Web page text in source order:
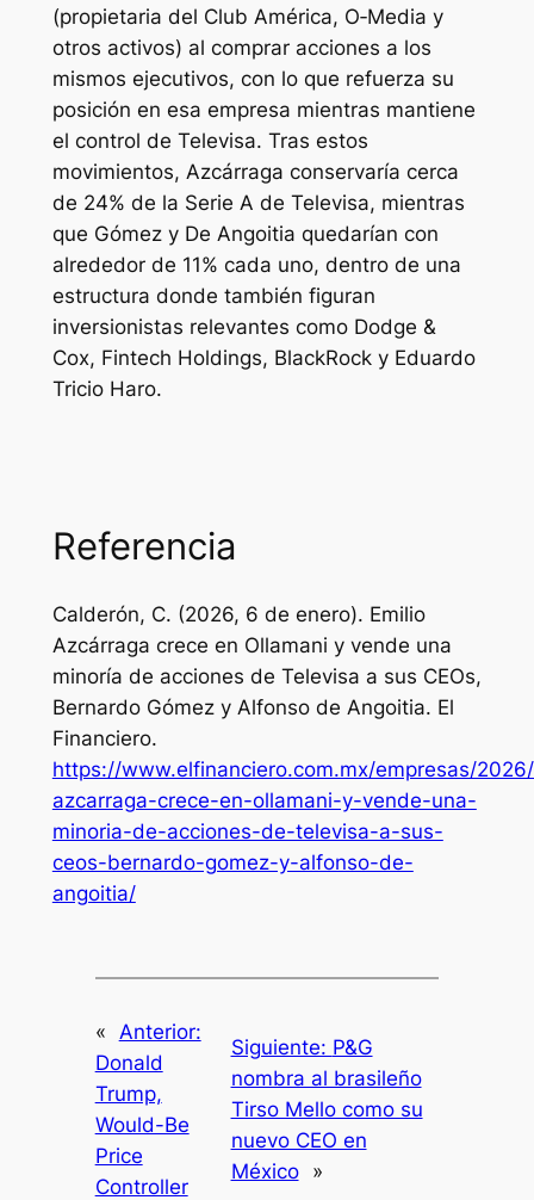
(propietaria del Club América, O‑Media y
otros activos) al comprar acciones a los
mismos ejecutivos, con lo que refuerza su
posición en esa empresa mientras mantiene
el control de Televisa. Tras estos
movimientos, Azcárraga conservaría cerca
de 24% de la Serie A de Televisa, mientras
que Gómez y De Angoitia quedarían con
alrededor de 11% cada uno, dentro de una
estructura donde también figuran
inversionistas relevantes como Dodge &
Cox, Fintech Holdings, BlackRock y Eduardo
Tricio Haro.
Referencia
Calderón, C. (2026, 6 de enero). Emilio
Azcárraga crece en Ollamani y vende una
minoría de acciones de Televisa a sus CEOs,
Bernardo Gómez y Alfonso de Angoitia. El
Financiero.
https://www.elfinanciero.com.mx/empresas/
azcarraga-crece-en-ollamani-y-vende-una-
minoria-de-acciones-de-televisa-a-sus-
ceos-bernardo-gomez-y-alfonso-de-
angoitia/
«
Anterior:
Donald
Trump,
Would-Be
Price
Controller
Siguiente: P&G
nombra al brasileño
Tirso Mello como su
nuevo CEO en
México
»